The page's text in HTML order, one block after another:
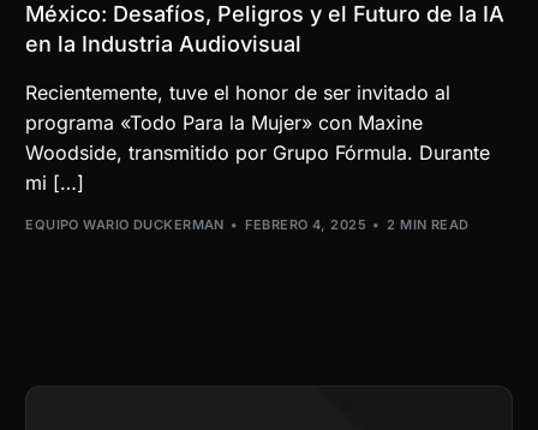
México: Desafíos, Peligros y el Futuro de la IA
en la Industria Audiovisual
Recientemente, tuve el honor de ser invitado al
programa «Todo Para la Mujer» con Maxine
Woodside, transmitido por Grupo Fórmula. Durante
mi […]
EQUIPO WARIO DUCKERMAN FEBRERO 4, 2025 2 MIN READ